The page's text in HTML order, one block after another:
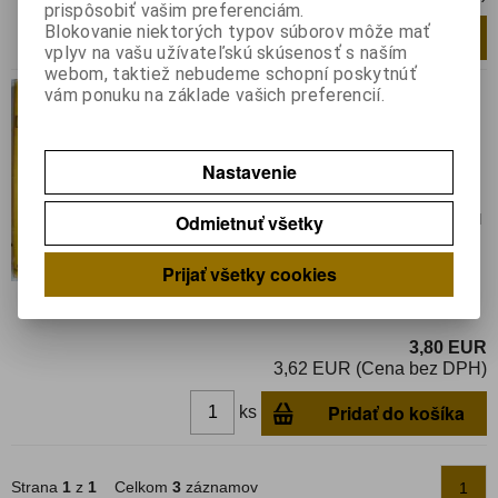
ks Pridať do košíka
Osudy dobrého vojáka
Švejka s obrázky Jozefa
Katalógové číslo:
Záruka (mesiacov):24
Termín dodania(prac.dni)-platí pre sklad
LIESKOVEC:skladom
Hmotnosť balenia:
3,80 EUR
3,62 EUR (Cena bez DPH)
ks Pridať do košíka
Strana 1 z 1 Celkom 3 záznamov 1
prispôsobiť vašim preferenciám.
Blokovanie niektorých typov súborov môže mať
vplyv na vašu užívateľskú skúsenosť s naším
webom, taktiež nebudeme schopní poskytnúť
vám ponuku na základe vašich preferencií.
Nastavenie
Odmietnuť všetky
Prijať všetky cookies